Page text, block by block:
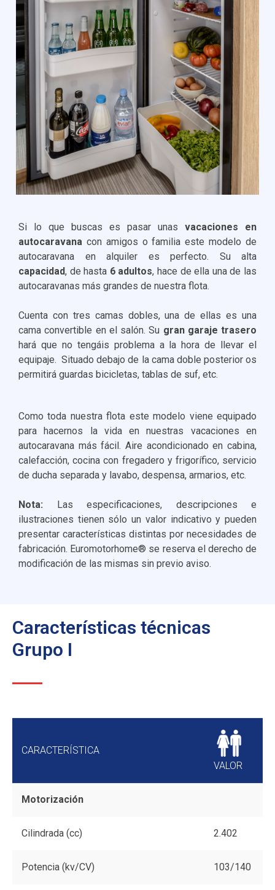
Si lo que buscas es pasar unas vacaciones en
autocaravana con amigos o familia este modelo de
autocaravana en alquiler es perfecto. Su alta
capacidad, de hasta 6 adultos, hace de ella una de las
autocaravanas más grandes de nuestra flota.
Cuenta con tres camas dobles, una de ellas es una
cama convertible en el salón. Su gran garaje trasero
hará que no tengáis problema a la hora de llevar el
equipaje. Situado debajo de la cama doble posterior os
permitirá guardas bicicletas, tablas de suf, etc.
Como toda nuestra flota este modelo viene equipado
para hacernos la vida en nuestras vacaciones en
autocaravana más fácil. Aire acondicionado en cabina,
calefacción, cocina con fregadero y frigorífico, servicio
de ducha separada y lavabo, despensa, armarios, etc.
Nota: Las especificaciones, descripciones e
ilustraciones tienen sólo un valor indicativo y pueden
presentar características distintas por necesidades de
fabricación. Euromotorhome® se reserva el derecho de
modificación de las mismas sin previo aviso.
Características técnicas
Grupo I
CARACTERÍSTICA
VALOR
Motorización
Cilindrada (cc) 2.402
Potencia (kv/CV) 103/140